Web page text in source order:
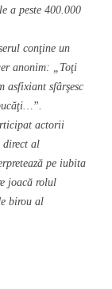
a peste 400.000
conţine un
anonim: „Toţi
asfixiant sfârşesc
actorii
direct al
pe iubita
joacă rolul
birou al